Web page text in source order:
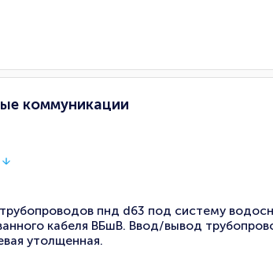
коммуникации
пнд d63 под систему
кабеля ВБшВ. Ввод/вывод
утолщенная.